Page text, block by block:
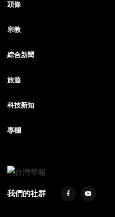
頭條
宗教
綜合新聞
旅遊
科技新知
專欄
我們的社群